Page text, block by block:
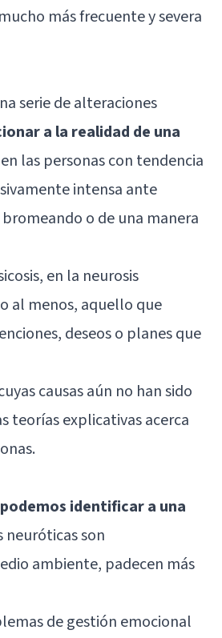
más frecuente y severa
serie de alteraciones
a la realidad de una
las personas con tendencia
intensa ante
o de una manera
en la neurosis
al menos, aquello que
deseos o planes que
causas aún no han sido
teorías explicativas acerca
identificar a una
neuróticas son
ambiente, padecen más
de gestión emocional